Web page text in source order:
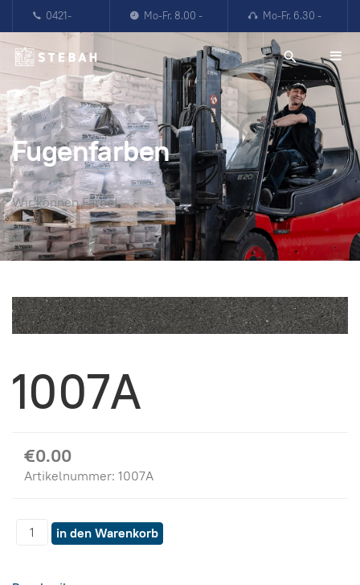
0421-
87867904
Mo-Fr. 8.00 - Mo-Fr. 6.30 -
22.00 Uhr
Fugenfarben
Wir können Farbe!
1007A
€0.00
Artikelnummer: 1007A